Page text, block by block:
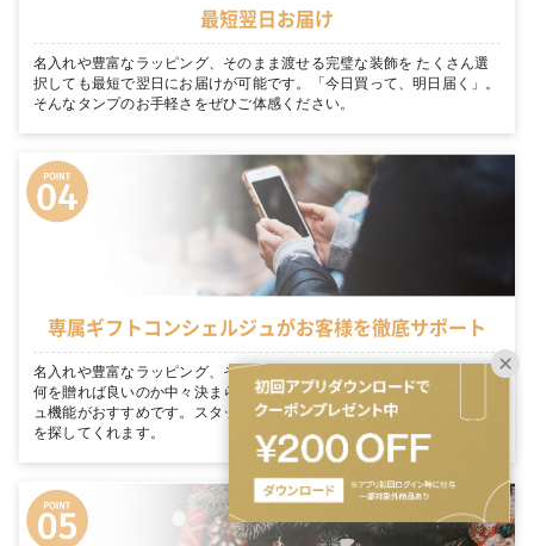
最短翌日お届け
名入れや豊富なラッピング、そのまま渡せる完璧な装飾を たくさん選
択しても最短で翌日にお届けが可能です。「今日買って、明日届く」。
そんなタンプのお手軽さをぜひご体感ください。
専属ギフトコンシェルジュがお客様を徹底サポート
名入れや豊富なラッピング、そのまま渡せる完璧な装飾を 大切な人に
何を贈れば良いのか中々決まらない… そんな方にはギフトコンシェルジ
ュ機能がおすすめです。スタッフがあなたのシーンにぴったりのギフト
を探してくれます。